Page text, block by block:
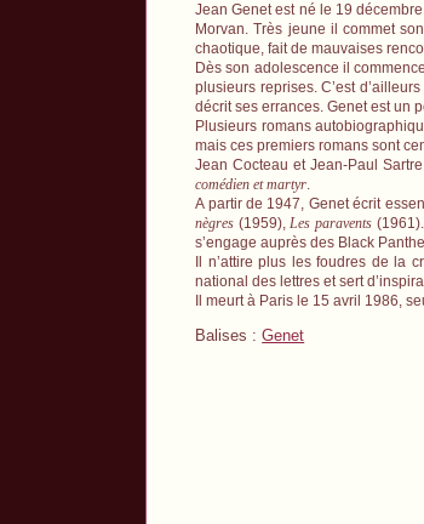
Jean Genet est né le 19
Morvan. Très jeune il commet
chaotique, fait de mauvaises
Dès son adolescence il
plusieurs reprises. C’est
décrit ses errances. Genet est un
Plusieurs romans
mais ces premiers romans sont
Jean Cocteau et Jean-Paul
comédien et martyr.
A partir de 1947, Genet écrit
nègres (1959),Les paravents
s’engage auprès des Black
Il n’attire plus les foudres de la
national des lettres et sert
Il meurt à Paris le 15 avril 1986,
Balises :Genet